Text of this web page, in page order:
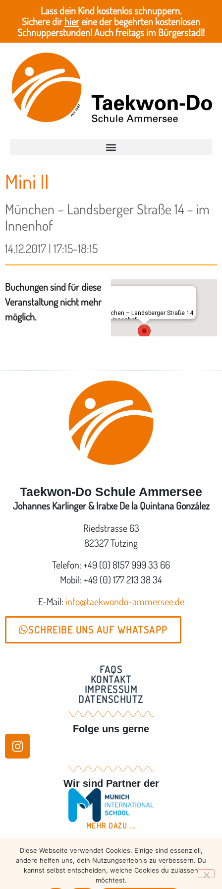
Lass dein Kind kostenlos schnuppern.
Sichere dirhiereine der begehrten kostenlosen
Schnupperstunden! Auch freitags im Bürgerstadl!
Mini II
München – Landsberger Straße 14 – im
Innenhof
14.12.2017 | 17:15-18:15
Buchungen sind für diese
Veranstaltung nicht mehr
möglich.
München – Landsberger Straße 14
– im Innenhof
Landsberger Straße 14 - München
Taekwon-Do Schule Ammersee
Johannes Karlinger & Iratxe De la Quintana González
Riedstrasse 63
82327 Tutzing
Telefon: +49 (0) 8157 999 33 66
Mobil: +49 (0) 177 213 38 34
E-Mail: info@taekwondo-ammersee.de
SCHREIBE UNS AUF WHATSAPP
FAQS
KONTAKT
IMPRESSUM
DATENSCHUTZ
Folge uns gerne
Wir sind Partner der
MEHR DAZU ...
Copyright © 2026 – Taekwondo Ammersee | All rights
reserved.
Diese Webseite verwendet Cookies. Einige sind essenziell,
andere helfen uns, dein Nutzungserlebnis zu verbessern. Du
kannst selbst entscheiden, welche Cookies du zulassen
möchtest.